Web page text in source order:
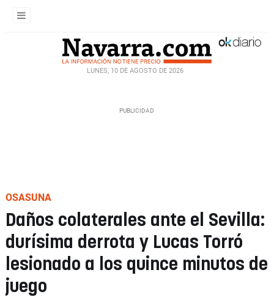
LUNES, 10 DE AGOSTO DE 2026
OSASUNA
Daños colaterales ante el Sevilla:
durísima derrota y Lucas Torró
lesionado a los quince minutos de
juego